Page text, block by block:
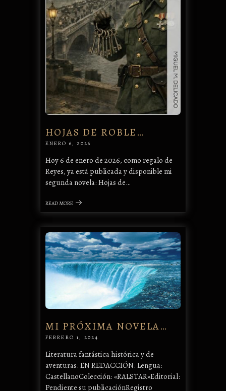
HOJAS DE ROBLE…
ENERO 6, 2026
Hoy 6 de enero de 2026, como regalo de
Reyes, ya está publicada y disponible mi
segunda novela: Hojas de…
READ MORE
MI PRÓXIMA NOVELA…
FEBRERO 1, 2024
Literatura fantástica histórica y de
aventuras. EN REDACCIÓN. Lengua:
CastellanoColección: «RALSTAR»Editorial:
Pendiente su publicaciónRegistro